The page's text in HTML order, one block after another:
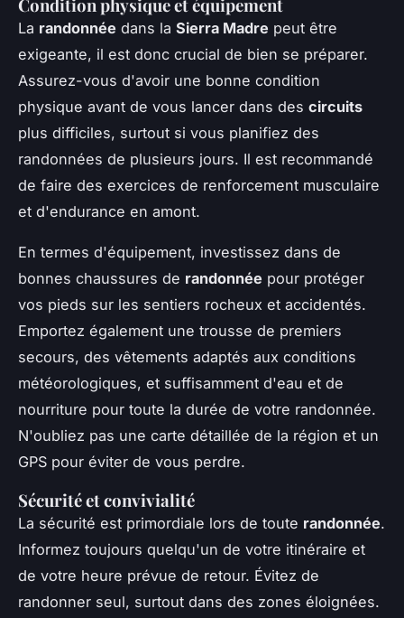
Condition physique et équipement
La randonnée dans la Sierra Madre peut être
exigeante, il est donc crucial de bien se préparer.
Assurez-vous d'avoir une bonne condition
physique avant de vous lancer dans des circuits
plus difficiles, surtout si vous planifiez des
randonnées de plusieurs jours. Il est recommandé
de faire des exercices de renforcement musculaire
et d'endurance en amont.
En termes d'équipement, investissez dans de
bonnes chaussures de randonnée pour protéger
vos pieds sur les sentiers rocheux et accidentés.
Emportez également une trousse de premiers
secours, des vêtements adaptés aux conditions
météorologiques, et suffisamment d'eau et de
nourriture pour toute la durée de votre randonnée.
N'oubliez pas une carte détaillée de la région et un
GPS pour éviter de vous perdre.
Sécurité et convivialité
La sécurité est primordiale lors de toute randonnée.
Informez toujours quelqu'un de votre itinéraire et
de votre heure prévue de retour. Évitez de
randonner seul, surtout dans des zones éloignées.